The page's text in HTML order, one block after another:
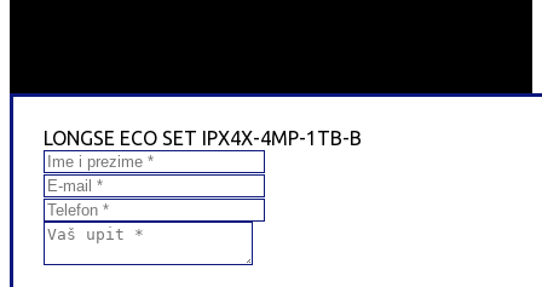
LONGSE ECO SET IPX4X-4MP-1TB-B